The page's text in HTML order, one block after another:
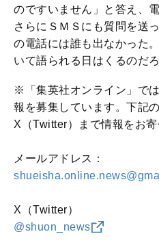
のですいません」と答え、
さらにＳＭＳにも質問を送
の電話には誰も出なかった
いて語られる日はくるのだ
※「集英社オンライン」で
報を募集しています。下記
X（Twitter）まで情報をお寄
メールアドレス：
X（Twitter）
@shuon_news